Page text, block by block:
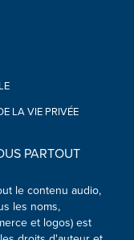
LA VIE PRIVÉE
PARTOUT
le contenu audio,
les noms,
et logos) est